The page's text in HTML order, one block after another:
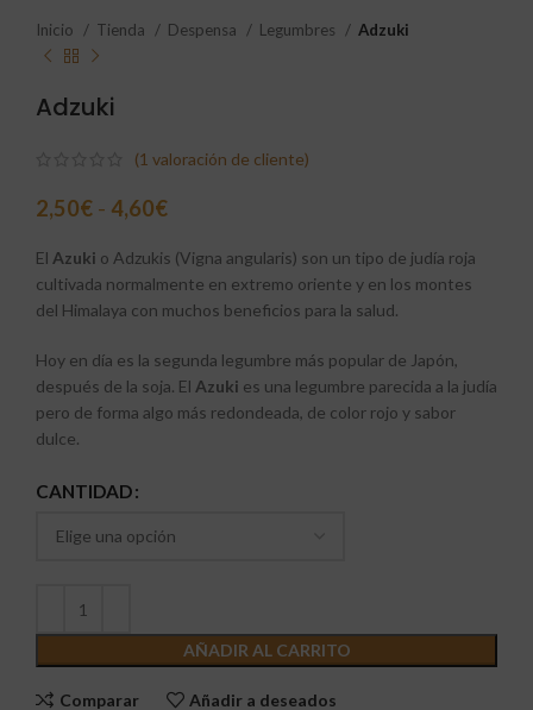
Inicio Tienda Despensa Legumbres Adzuki
Adzuki
(1 valoración de cliente)
2,50€ - 4,60€
El Azuki o Adzukis (Vigna angularis) son un tipo de judía roja
cultivada normalmente en extremo oriente y en los montes
del Himalaya con muchos beneficios para la salud.
Hoy en día es la segunda legumbre más popular de Japón,
después de la soja. El Azuki es una legumbre parecida a la judía
pero de forma algo más redondeada, de color rojo y sabor
dulce.
CANTIDAD
AÑADIR AL CARRITO
Comparar Añadir a deseados